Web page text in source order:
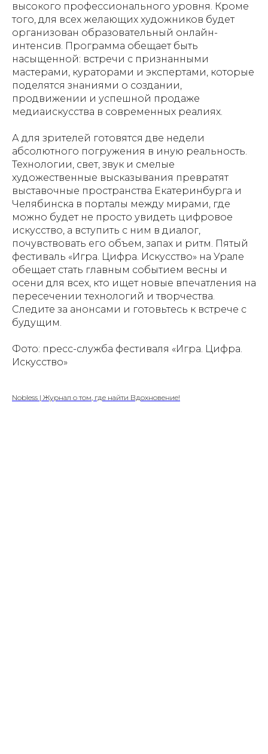
высокого профессионального уровня. Кроме
того, для всех желающих художников будет
организован образовательный онлайн-
интенсив. Программа обещает быть
насыщенной: встречи с признанными
мастерами, кураторами и экспертами, которые
поделятся знаниями о создании,
продвижении и успешной продаже
медиаискусства в современных реалиях.
А для зрителей готовятся две недели
абсолютного погружения в иную реальность.
Технологии, свет, звук и смелые
художественные высказывания превратят
выставочные пространства Екатеринбурга и
Челябинска в порталы между мирами, где
можно будет не просто увидеть цифровое
искусство, а вступить с ним в диалог,
почувствовать его объем, запах и ритм. Пятый
фестиваль «Игра. Цифра. Искусство» на Урале
обещает стать главным событием весны и
осени для всех, кто ищет новые впечатления на
пересечении технологий и творчества.
Следите за анонсами и готовьтесь к встрече с
будущим.
Фото: пресс-служба фестиваля «Игра. Цифра.
Искусство»
Nobless | Журнал о том, где найти Вдохновение!